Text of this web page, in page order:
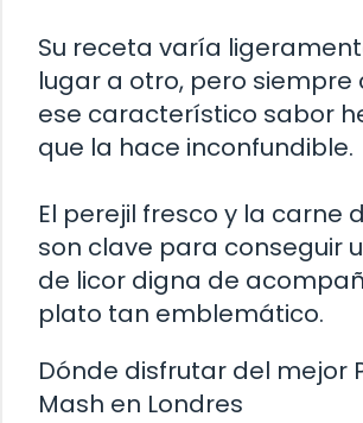
Su receta varía
lugar a otro, pero siempre
ese característico sabor
que la hace inconfundible.
El perejil fresco y la carne
son clave para conseguir
de licor digna de
plato tan emblemático.
Dónde disfrutar del mejor
Mash en Londres